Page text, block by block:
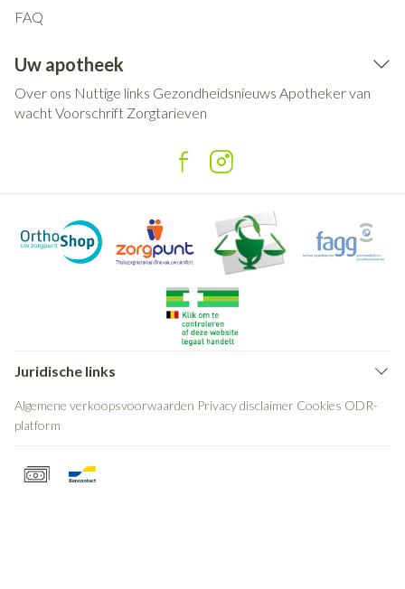
FAQ
Uw apotheek
Over ons Nuttige links Gezondheidsnieuws Apotheker van
wachtVoorschrift Zorgtarieven
Juridische links
Algemene verkoopsvoorwaarden Privacy disclaimer Cookies ODR-
platform